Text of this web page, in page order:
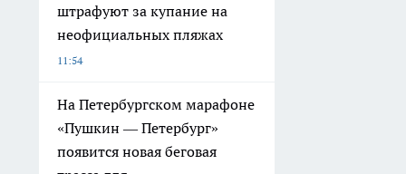
штрафуют за купание на
неофициальных пляжах
11:54
На Петербургском марафоне
«Пушкин — Петербург»
появится новая беговая